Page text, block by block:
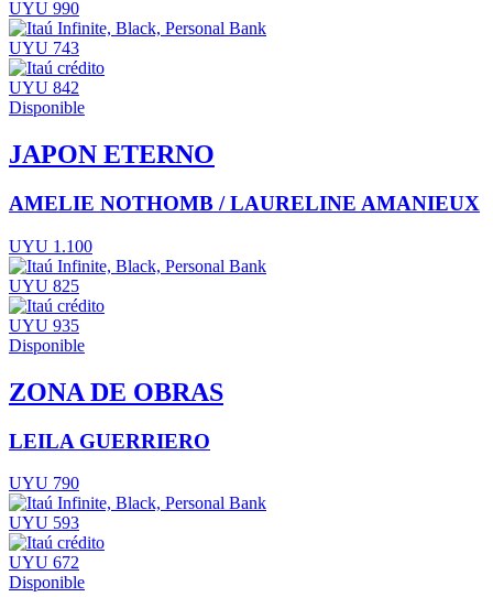
UYU 990
UYU 743
UYU 842
Disponible
JAPON ETERNO
AMELIE NOTHOMB / LAURELINE AMANIEUX
UYU 1.100
UYU 825
UYU 935
Disponible
ZONA DE OBRAS
LEILA GUERRIERO
UYU 790
UYU 593
UYU 672
Disponible